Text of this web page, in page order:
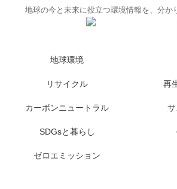
地球の今と未来に役立つ環境情報を、分か
地球環境
リサイクル 再
カーボンニュートラル
SDGsと暮らし
ゼロエミッション